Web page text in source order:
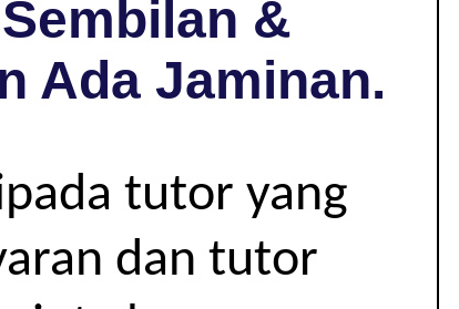
&
Ada Jaminan.
tutor yang
dan tutor